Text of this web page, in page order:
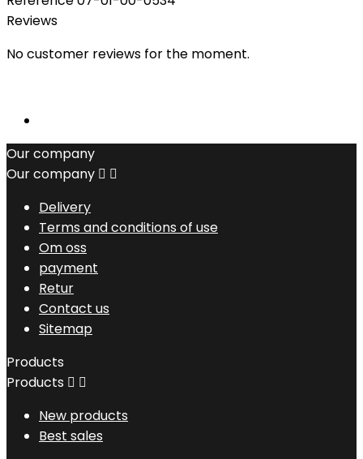
Reviews
No customer reviews for the moment.
Our company
Our company  
Delivery
Terms and conditions of use
Om oss
payment
Retur
Contact us
Sitemap
Products
Products  
New products
Best sales